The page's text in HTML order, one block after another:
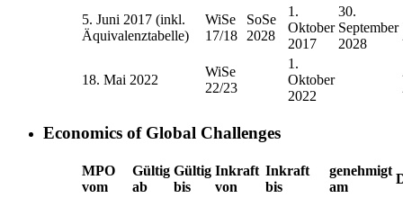
5. Juni 2017 (inkl.
Äquivalenztabelle)
WiSe
17/18
SoSe
2028
1.
Oktober
2017
30.
September
2028
18. Mai 2022
WiSe
22/23
1.
Oktober
2022
Economics of Global Challenges
MPO
vom
Gültig
ab
Gültig
bis
Inkraft
von
Inkraft
bis
genehmigt
am